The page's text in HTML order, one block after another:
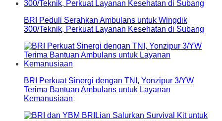
BRI Peduli Serahkan Ambulans untuk Wingdik
300/Teknik, Perkuat Layanan Kesehatan di Subang
BRI Perkuat Sinergi dengan TNI, Yonzipur 3/YW
Terima Bantuan Ambulans untuk Layanan
Kemanusiaan